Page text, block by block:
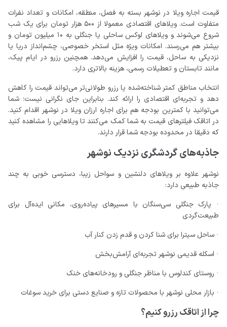
قیمت اجاره ویلا در نوشهر بسته به فصل، منطقه، امکانات و تعداد نفرات
متفاوت است. ویلاهای اقتصادی معمولا از ۵۰۰ هزار تومان برای یک شب
شروع می‌شوند و ویلاهای لوکس ساحلی یا جنگلی به 10 میلیون تومان و
بیشتر هم می‌رسند. امکانات ویژه مثل استخر خصوصی، چشم‌انداز دریا یا
نزدیکی به ساحل، قیمت را افزایش می‌دهد. همچنین رزرو در ایام پیک،
مانند تابستان و تعطیلات رسمی، هزینه بالاتری دارد.
انتخاب مناطق کمتر شناخته‌شده یا رزرو طولانی‌تر می‌تواند قیمت را کاهش
دهد و تجربه‌ای اقتصادی را ارائه کند. بنابراین جای نگرانی نیست؛ شما
می‌توانید با کمترین بودجه هم برای اجاره ارزان ویلا در نوشهر اقدام کنید.
در اتاقک فیلترهای قیمت به شما کمک می‌کنند تا ویلاهایی را مشاهده کنید
که دقیقا در محدوده بودجه شما قرار دارند.
جاذبه‌های گردشگری نزدیک نوشهر
نوشهر علاوه بر ویلاهای دلنشین و سواحل زیبا، دسترسی خوبی به چند
جاذبه طبیعی دارد:
· پارک جنگلی سی‌سنگان با مسیرهای پیاده‌روی، مکانی ایده‌آل برای
طبیعت‌گردی
· ساحل سیترا برای شنا کردن و قدم زدن کنار آب
· اسکله قدیمی نوشهر تجربه‌ای آرامش‌بخش
· روستای کندلوس با مناظر جنگلی و رودخانه‌های خنک
· بازار محلی نوشهر با محصولات تازه و صنایع دستی برای خرید سوغات
چرا از اتاقک رزرو کنیم؟